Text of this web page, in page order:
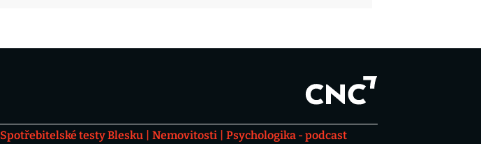
Spotřebitelské testy Blesku Nemovitosti
Psychologika - podcast